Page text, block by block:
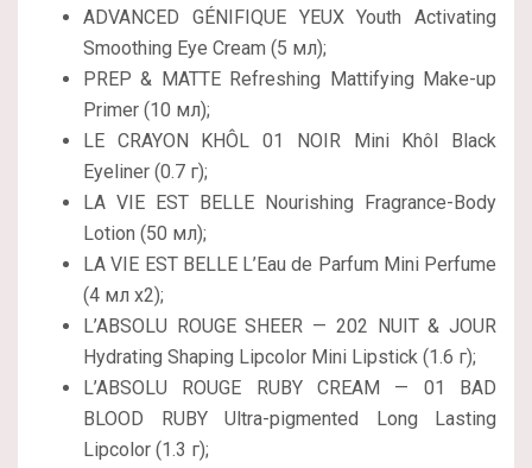
ADVANCED GÉNIFIQUE YEUX Youth Activating
Smoothing Eye Cream (5 мл);
PREP & MATTE Refreshing Mattifying Make-up
Primer (10 мл);
LE CRAYON KHÔL 01 NOIR Mini Khôl Black
Eyeliner (0.7 г);
LA VIE EST BELLE Nourishing Fragrance-Body
Lotion (50 мл);
LA VIE EST BELLE L’Eau de Parfum Mini Perfume
(4 мл х2);
L’ABSOLU ROUGE SHEER — 202 NUIT & JOUR
Hydrating Shaping Lipcolor Mini Lipstick (1.6 г);
L’ABSOLU ROUGE RUBY CREAM — 01 BAD
BLOOD RUBY Ultra-pigmented Long Lasting
Lipcolor (1.3 г);